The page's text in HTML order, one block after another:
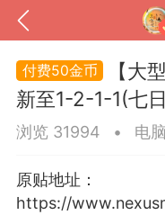
50金币
【大
新至1-2-1-1(七
浏览 31994 • 电
原贴地址：
https://